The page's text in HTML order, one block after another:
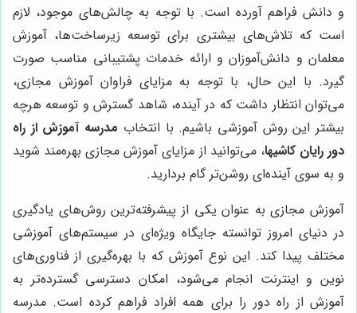
و دانش فراهم آورده است. با توجه به چالش‌های موجود، لازم
است که تلاش‌های بیشتری برای توسعه زیرساخت‌ها، آموزش
معلمان و دانش‌آموزان و ارائه خدمات پشتیبانی مناسب صورت
گیرد. با این حال، با توجه به مزایای فراوان آموزش مجازی،
می‌توان انتظار داشت که در آینده، شاهد گسترش و توسعه هرچه
بیشتر این روش آموزشی باشیم. با انتخاب مدرسه آموزش از راه
دور رایان کاشیها، می‌توانید از مزایای آموزش مجازی بهره‌مند شوید
و به سوی آینده‌ای روشن‌تر گام بردارید.
آموزش مجازی به عنوان یکی از پیشرفته‌ترین روش‌های یادگیری
در دنیای امروز توانسته جایگاه ویژه‌ای در سیستم‌های آموزشی
مختلف پیدا کند. این نوع آموزش که با بهره‌گیری از فناوری‌های
نوین و اینترنت انجام می‌شود، امکان دسترسی گسترده‌تر به
آموزش از راه دور را برای همه افراد فراهم کرده است. مدرسه